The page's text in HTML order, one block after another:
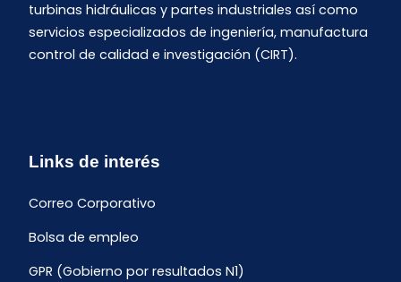
turbinas hidráulicas y partes industriales así como
servicios especializados de ingeniería, manufactura
control de calidad e investigación (CIRT).
Links de interés
Correo Corporativo
Bolsa de empleo
GPR (Gobierno por resultados N1)